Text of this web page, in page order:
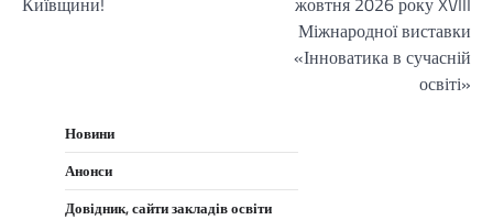
Міжнародної виставки
«Інноватика в сучасній
освіті»
Новини
Анонси
Довідник, сайти закладів освіти